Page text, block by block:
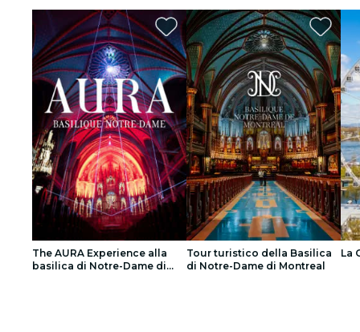
Londra
Esperienze e città
San Paolo
Mostre
Seoul
Tour città
Concerti
Ristoranti
The AURA Experience alla
basilica di Notre-Dame di
Tour turistico della Basilica
di Notre-Dame di Montreal
La